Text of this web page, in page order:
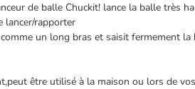
de balle Chuckit! lance la balle très
lancer/rapporter
un long bras et saisit fermement la
être utilisé à la maison ou lors de